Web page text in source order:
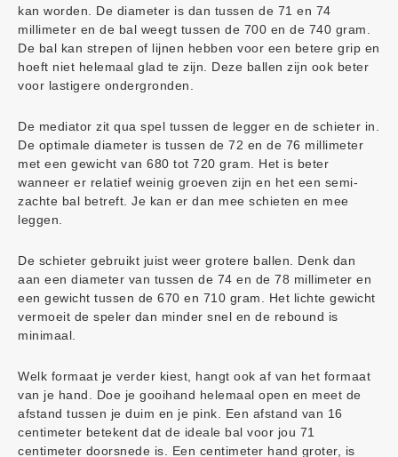
kan worden. De diameter is dan tussen de 71 en 74
millimeter en de bal weegt tussen de 700 en de 740 gram.
De bal kan strepen of lijnen hebben voor een betere grip en
hoeft niet helemaal glad te zijn. Deze ballen zijn ook beter
voor lastigere ondergronden.
De mediator zit qua spel tussen de legger en de schieter in.
De optimale diameter is tussen de 72 en de 76 millimeter
met een gewicht van 680 tot 720 gram. Het is beter
wanneer er relatief weinig groeven zijn en het een semi-
zachte bal betreft. Je kan er dan mee schieten en mee
leggen.
De schieter gebruikt juist weer grotere ballen. Denk dan
aan een diameter van tussen de 74 en de 78 millimeter en
een gewicht tussen de 670 en 710 gram. Het lichte gewicht
vermoeit de speler dan minder snel en de rebound is
minimaal.
Welk formaat je verder kiest, hangt ook af van het formaat
van je hand. Doe je gooihand helemaal open en meet de
afstand tussen je duim en je pink. Een afstand van 16
centimeter betekent dat de ideale bal voor jou 71
centimeter doorsnede is. Een centimeter hand groter, is